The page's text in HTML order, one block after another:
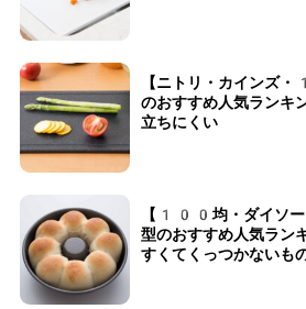
【ニトリ・カインズ
のおすすめ人気ラン
立ちにくい
【100均・ダイソー
型のおすすめ人気ラ
すくてくっつかないも